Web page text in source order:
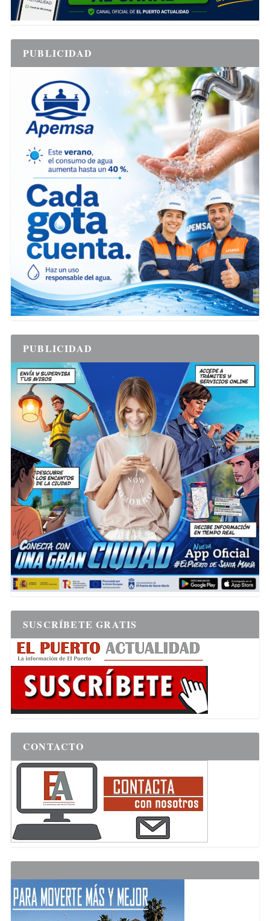
PUBLICIDAD
PUBLICIDAD
SUSCRÍBETE GRATIS
CONTACTO